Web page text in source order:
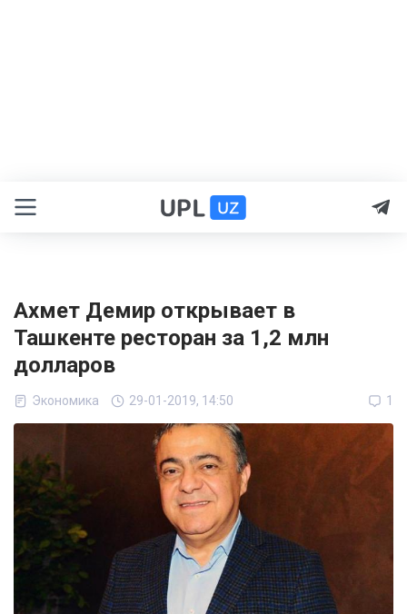
Ахмет Демир открывает в
Ташкенте ресторан за 1,2 млн
долларов
Экономика 29-01-2019, 14:50 1